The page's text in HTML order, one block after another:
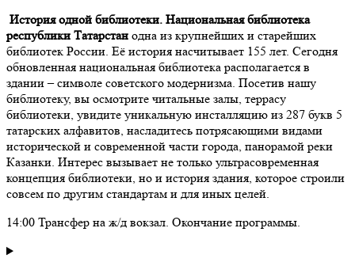
История одной библиотеки. Национальная библиотека
республики Татарстан одна из крупнейших и старейших
библиотек России. Её история насчитывает 155 лет. Сегодня
обновленная национальная библиотека располагается в
здании – символе советского модернизма. Посетив нашу
библиотеку, вы осмотрите читальные залы, террасу
библиотеки, увидите уникальную инсталляцию из 287 букв 5
татарских алфавитов, насладитесь потрясающими видами
исторической и современной части города, панорамой реки
Казанки. Интерес вызывает не только ультрасовременная
концепция библиотеки, но и история здания, которое строили
совсем по другим стандартам и для иных целей.
14:00 Трансфер на ж/д вокзал. Окончание программы.